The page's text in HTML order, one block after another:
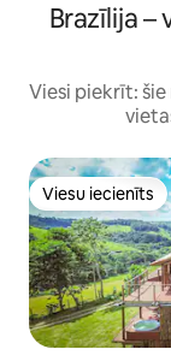
Brazīlija
Viesi piekrīt:
Viesu iecienīts
Viesu iecienīts